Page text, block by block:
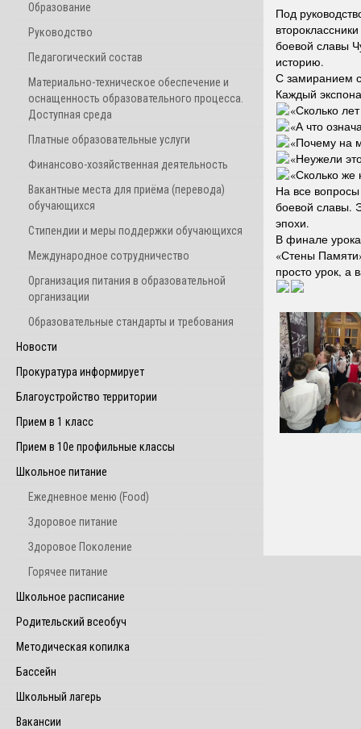
Образование
Руководство
Педагогический состав
Материально-техническое обеспечение и
оснащенность образовательного процесса.
Доступная среда
Платные образовательные услуги
Финансово-хозяйственная деятельность
Вакантные места для приёма (перевода)
обучающихся
Стипендии и меры поддержки обучающихся
Международное сотрудничество
Организация питания в образовательной
организации
Образовательные стандарты и требования
Новости
Прокуратура информирует
Благоустройство территории
Прием в 1 класс
Прием в 10е профильные классы
Школьное питание
Ежедневное меню (Food)
Здоровое питание
Здоровое Поколение
Горячее питание
Школьное расписание
Родительский всеобуч
Методическая копилка
Бассейн
Школьный лагерь
Вакансии
Под
боевой славы
историю.
С замиранием
Каждый
«Сколько
«А что
«Почему на
«Неужели
«Сколько же
На все
боевой славы.
эпохи.
В финале
«Стены
просто урок, а